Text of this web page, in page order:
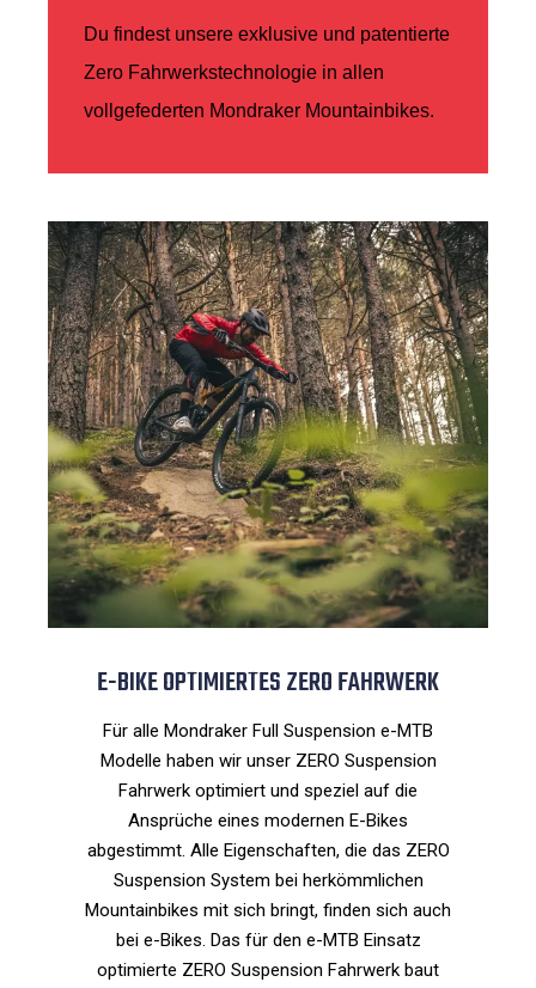
Du findest unsere exklusive und patentierte
Zero Fahrwerkstechnologie in allen
vollgefederten Mondraker Mountainbikes.
E-BIKE OPTIMIERTES ZERO FAHRWERK
Für alle Mondraker Full Suspension e-MTB
Modelle haben wir unser ZERO Suspension
Fahrwerk optimiert und speziel auf die
Ansprüche eines modernen E-Bikes
abgestimmt. Alle Eigenschaften, die das ZERO
Suspension System bei herkömmlichen
Mountainbikes mit sich bringt, finden sich auch
bei e-Bikes. Das für den e-MTB Einsatz
optimierte ZERO Suspension Fahrwerk baut